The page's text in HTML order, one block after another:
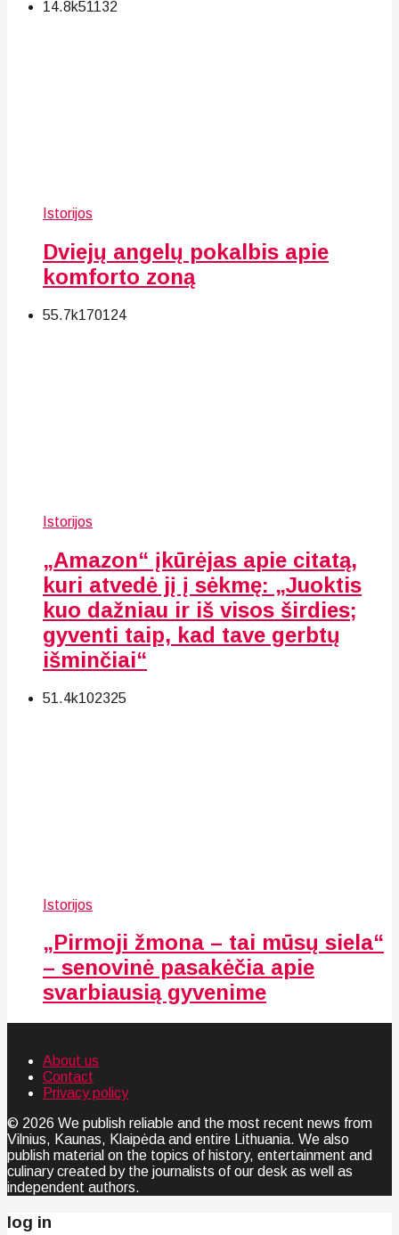
14.8k51 132
Istorijos
Dviejų angelų pokalbis apie
komforto zoną
55.7k170124
Istorijos
„Amazon“ įkūrėjas apie citatą,
kuri atvedė jį į sėkmę: „Juoktis
kuo dažniau ir iš visos širdies;
gyventi taip, kad tave gerbtų
išminčiai“
51.4k102325
Istorijos
„Pirmoji žmona – tai mūsų siela“
– senovinė pasakėčia apie
svarbiausią gyvenime
About us
Contact
Privacy policy
© 2026 We publish reliable and the most recent news from
Vilnius, Kaunas, Klaipėda and entire Lithuania. We also
publish material on the topics of history, entertainment and
culinary created by the journalists of our desk as well as
independent authors.
log in